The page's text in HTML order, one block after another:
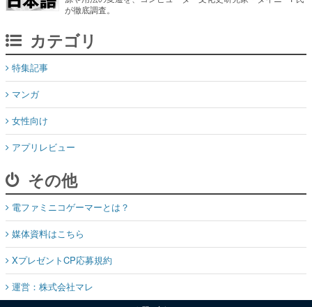
が徹底調査。
カテゴリ
特集記事
マンガ
女性向け
アプリレビュー
その他
電ファミニコゲーマーとは？
媒体資料はこちら
XプレゼントCP応募規約
運営：株式会社マレ